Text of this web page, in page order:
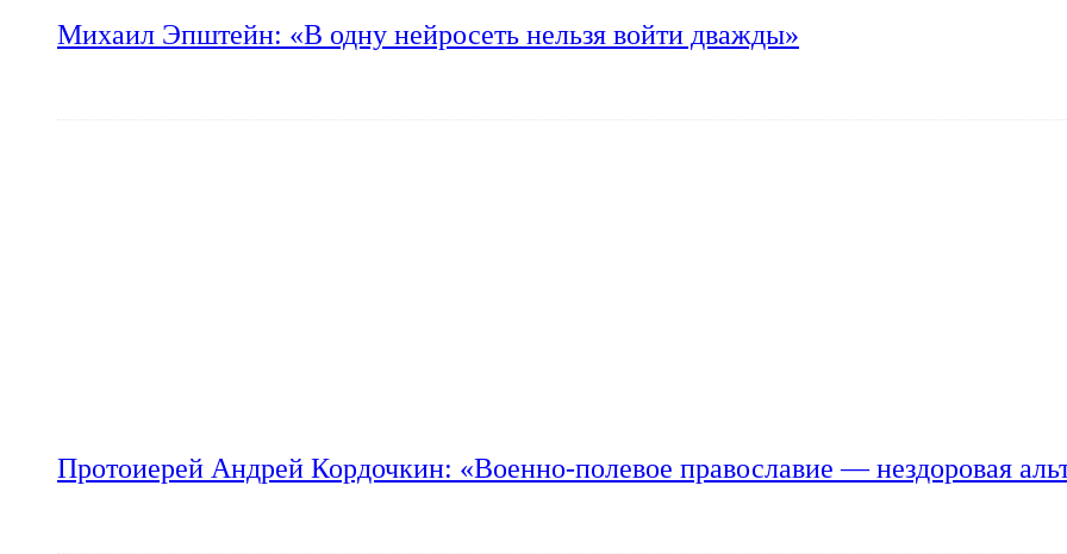
Михаил Эпштейн: «В одну нейросеть нельзя войти дважды»
Протоиерей Андрей Кордочкин: «Военно-полевое православие — нездоровая